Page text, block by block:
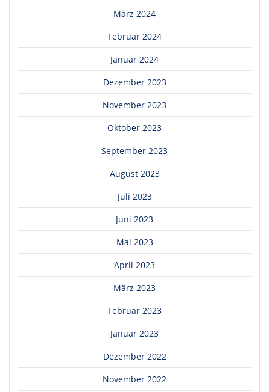
März 2024
Februar 2024
Januar 2024
Dezember 2023
November 2023
Oktober 2023
September 2023
August 2023
Juli 2023
Juni 2023
Mai 2023
April 2023
März 2023
Februar 2023
Januar 2023
Dezember 2022
November 2022